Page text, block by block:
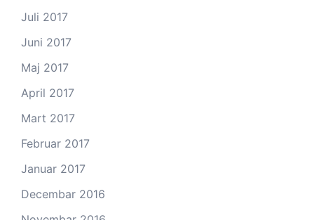
Juli 2017
Juni 2017
Maj 2017
April 2017
Mart 2017
Februar 2017
Januar 2017
Decembar 2016